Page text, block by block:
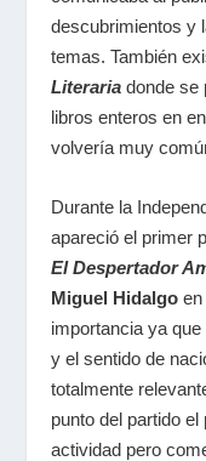
descubrimientos y
temas. También
Literaria donde se
libros enteros en
volvería muy
Durante la
apareció el primer
El Despertador
Miguel Hidalgo
importancia ya
y el sentido de
totalmente
punto del partido
actividad pero